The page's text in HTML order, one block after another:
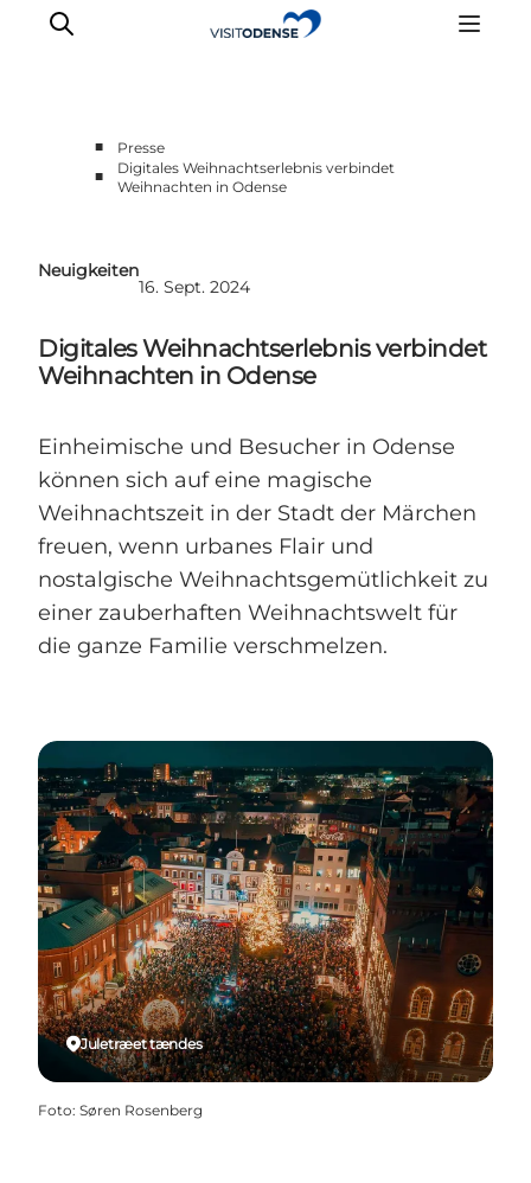
■
Presse
■
Digitales Weihnachtserlebnis verbindet
Weihnachten in Odense
Neuigkeiten
16. Sept. 2024
Digitales Weihnachtserlebnis verbindet
Weihnachten in Odense
Einheimische und Besucher in Odense
können sich auf eine magische
Weihnachtszeit in der Stadt der Märchen
freuen, wenn urbanes Flair und
nostalgische Weihnachtsgemütlichkeit zu
einer zauberhaften Weihnachtswelt für
die ganze Familie verschmelzen.
Juletræet tændes
Foto: Søren Rosenberg